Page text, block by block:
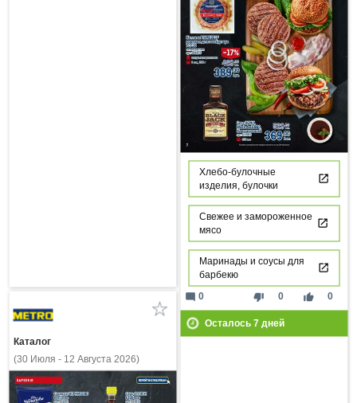
Хлебо-булочные
изделия, булочки
Свежее и замороженное
мясо
Маринады и соусы для
барбекю
thumb_down 0 thumb_up 0
mode_comment 0
Осталось 7дней
Каталог
(30 Июля - 12 Августа 2026)